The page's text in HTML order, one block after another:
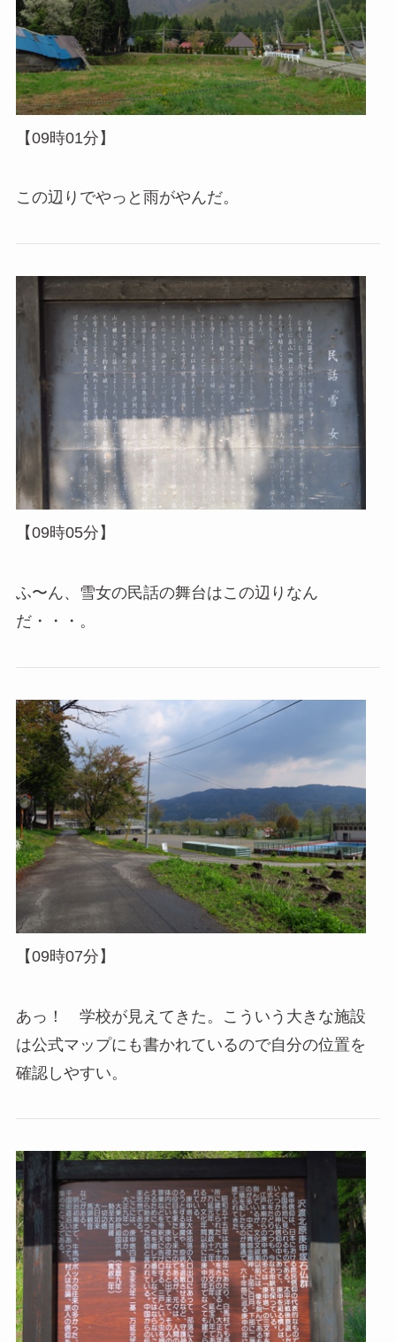
【09時01分】
この辺りでやっと雨がやんだ。
【09時05分】
ふ〜ん、雪女の民話の舞台はこの辺りなん
だ・・・。
【09時07分】
あっ！ 学校が見えてきた。こういう大きな施設
は公式マップにも書かれているので自分の位置を
確認しやすい。